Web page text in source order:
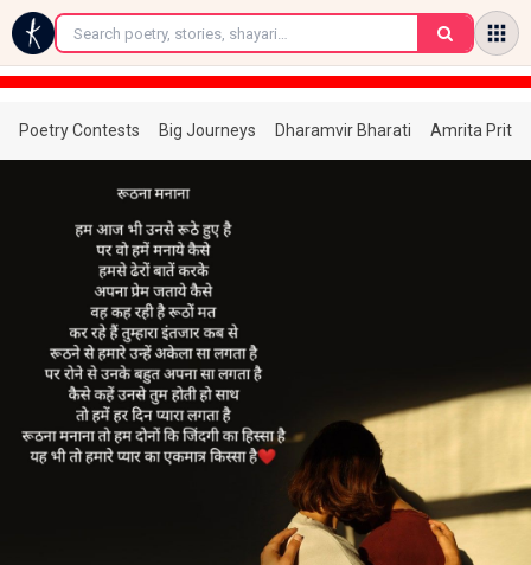
←
Poetry Contests Big Journeys Dharamvir Bharati Amrita